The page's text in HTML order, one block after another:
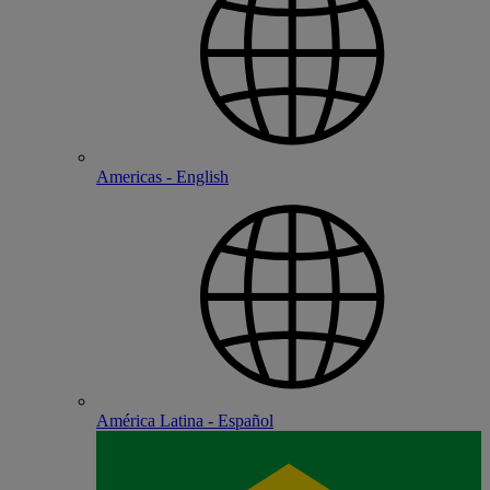
Americas - English
América Latina - Español